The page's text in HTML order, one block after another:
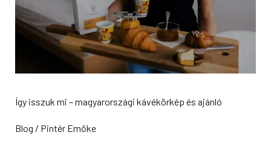
Így isszuk mi – magyarországi kávékörkép és ajánló
Blog / Pintér Emőke
és
ajánló